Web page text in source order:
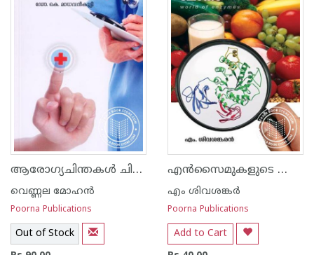
ആരോഗ്യചിന്തകള്‍ ചികിത്സയും രോഗ പ്രതിരോധവും
വെണ്ണല മോഹ‌ന്‍
Poorna Publications
Out of Stock
എ‌ന്‍സൈമുകളുടെ ലോകം
എം ശിവശങ്കർ
Poorna Publications
Add to Cart